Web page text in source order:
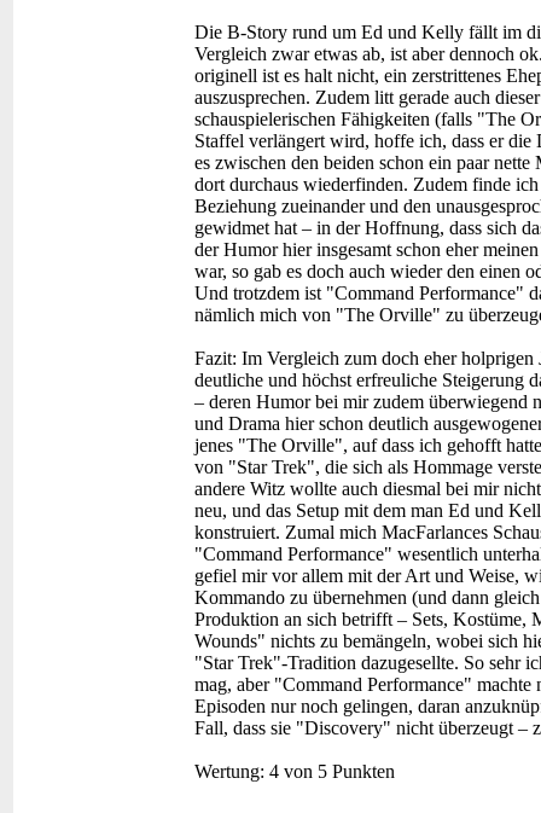
Die B-Story rund um Ed und Kelly fällt im
Vergleich zwar etwas ab, ist aber dennoch
originell ist es halt nicht, ein zerstrittenes
auszusprechen. Zudem litt gerade auch
schauspielerischen Fähigkeiten (falls "The
Staffel verlängert wird, hoffe ich, dass er die
es zwischen den beiden schon ein paar
dort durchaus wiederfinden. Zudem finde
Beziehung zueinander und den
gewidmet hat – in der Hoffnung, dass sich
der Humor hier insgesamt schon eher
war, so gab es doch auch wieder den einen
Und trotzdem ist "Command Performance"
nämlich mich von "The Orville" zu
Fazit: Im Vergleich zum doch eher
deutliche und höchst erfreuliche Steigerung
– deren Humor bei mir zudem überwiegend
und Drama hier schon deutlich
jenes "The Orville", auf dass ich gehofft
von "Star Trek", die sich als Hommage
andere Witz wollte auch diesmal bei mir
neu, und das Setup mit dem man Ed und
konstruiert. Zumal mich MacFarlances
"Command Performance" wesentlich
gefiel mir vor allem mit der Art und Weise,
Kommando zu übernehmen (und dann
Produktion an sich betrifft – Sets, Kostüme,
Wounds" nichts zu bemängeln, wobei sich
"Star Trek"-Tradition dazugesellte. So sehr
mag, aber "Command Performance" machte
Episoden nur noch gelingen, daran
Fall, dass sie "Discovery" nicht überzeugt
Wertung: 4 von 5 Punkten